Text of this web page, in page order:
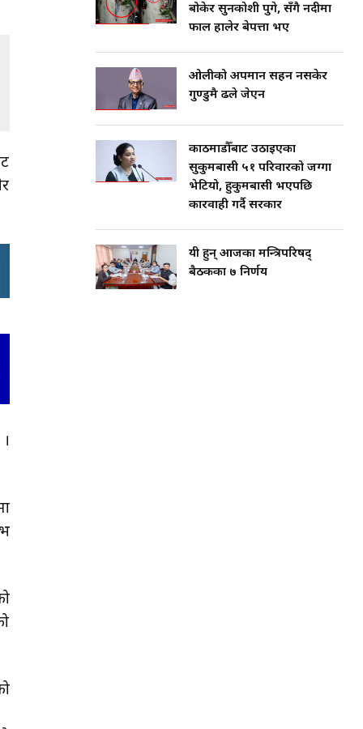
बोकेर सुनकोशी पुगे, सँगै नदीमा
फाल हालेर बेपत्ता भए
ओलीको अपमान सहन नसकेर
गुण्डुमै ढले जेएन
काठमाडौँबाट उठाइएका
सुकुमबासी ५१ परिवारको जग्गा
भेटियो, हुकुमबासी भएपछि
कारवाही गर्दै सरकार
यी हुन् आजका मन्त्रिपरिषद्
बैठकका ७ निर्णय